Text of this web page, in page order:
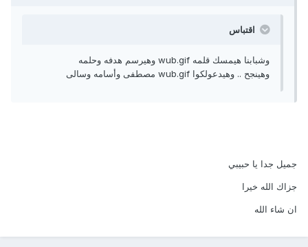
اقتباس
وشبابنا هيمسك قلمه wub.gif وهيرسم هدفه وحلمه
وهينجح .. وهيدعولكوا wub.gif مصطفى وأسامه وسالى
جميل جدا يا حبيبي
جزاك الله خيرا
ان شاء الله